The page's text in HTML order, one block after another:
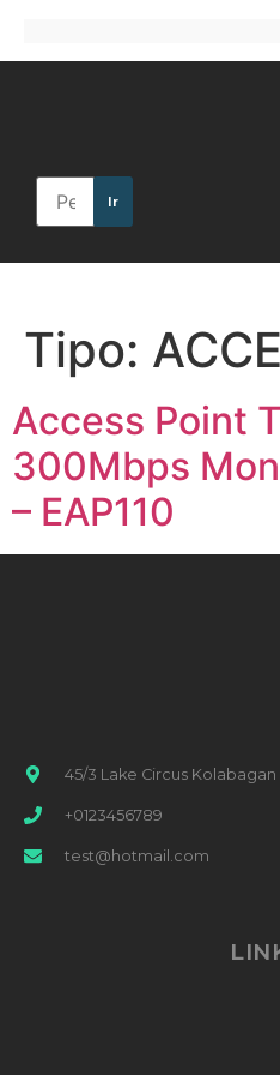
Ir
Tipo:
Access Point
300Mbps
– EAP110
45/3 Lake Circus Kolabagan
+0123456789
test@hotmail.com